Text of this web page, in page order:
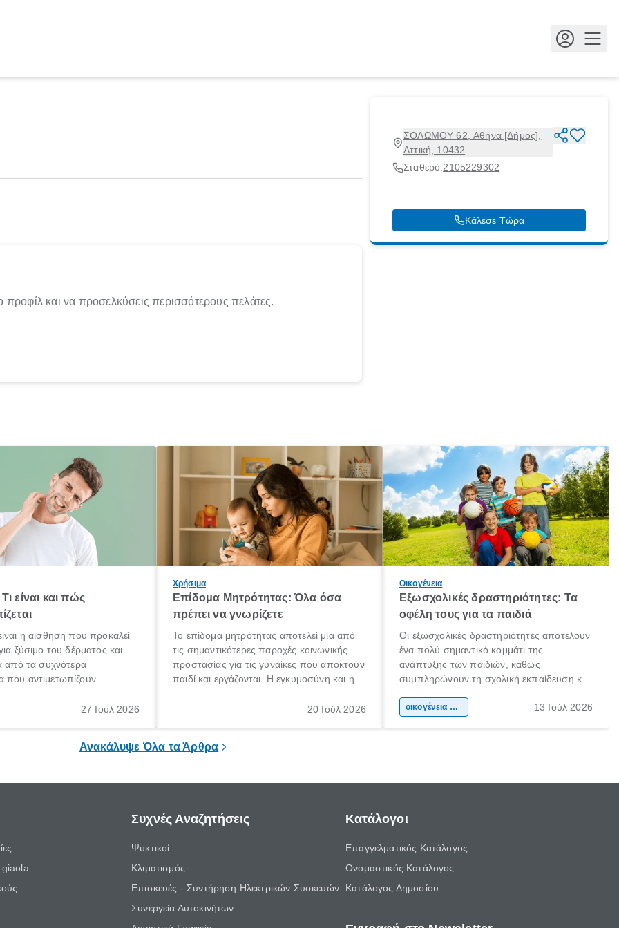
ΣΟΛΩΜΟΥ 62, Αθήνα [Δήμος],
Αττική, 10432
Σταθερό:2105229302
Κάλεσε Τώρα
και να προσελκύσεις περισσότερους πελάτες.
είναι και πώς
η αίσθηση που προκαλεί
ξύσιμο του δέρματος και
από τα συχνότερα
αντιμετωπίζουν
για το «κνησμός τι είναι»,
27 Ιούλ 2026
Χρήσιμα
Επίδομα Μητρότητας: Όλα όσα
πρέπει να γνωρίζετε
Το επίδομα μητρότητας αποτελεί μία από
τις σημαντικότερες παροχές κοινωνικής
προστασίας για τις γυναίκες που αποκτούν
παιδί και εργάζονται. Η εγκυμοσύνη και η
σημαντική περίοδος στη ζωή κάθε20 Ιούλ 2026
Οικογένεια
Εξωσχολικές δραστηριότητες: Τα
οφέλη τους για τα παιδιά
Οι εξωσχολικές δραστηριότητες αποτελούν
ένα πολύ σημαντικό κομμάτι της
ανάπτυξης των παιδιών, καθώς
συμπληρώνουν τη σχολική εκπαίδευση και
της προσωπικότητας, της κοινωνικότητας
οικογένεια & παιδί 13 Ιούλ 2026
Ανακάλυψε Όλα τα Άρθρα
Συχνές Αναζητήσεις
Ψυκτικοί
Κλιματισμός
Επισκευές - Συντήρηση Ηλεκτρικών Συσκευών
Συνεργεία Αυτοκινήτων
Κατάλογοι
Επαγγελματικός Κατάλογος
Ονομαστικός Κατάλογος
Κατάλογος Δημοσίου